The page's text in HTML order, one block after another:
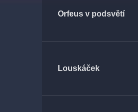
Orfeus v podsvětí
Louskáček